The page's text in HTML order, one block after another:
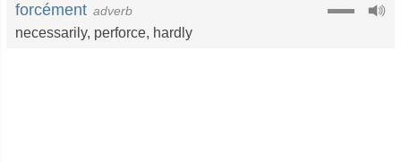
forcément adverb
necessarily, perforce, hardly